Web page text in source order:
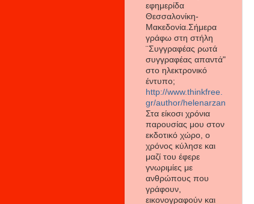
εφημερίδα
Θεσσαλονίκη-
Μακεδονία.Σήμερα
γράφω στη στήλη
¨Συγγραφέας ρωτά
συγγραφέας απαντά"
στο ηλεκτρονικό
έντυπο;
http://www.thinkfree.
gr/author/helenarzan
Στα είκοσι χρόνια
παρουσίας μου στον
εκδοτικό χώρο, ο
χρόνος κύλησε και
μαζί του έφερε
γνωριμίες με
ανθρώπους που
γράφουν,
εικονογραφούν και